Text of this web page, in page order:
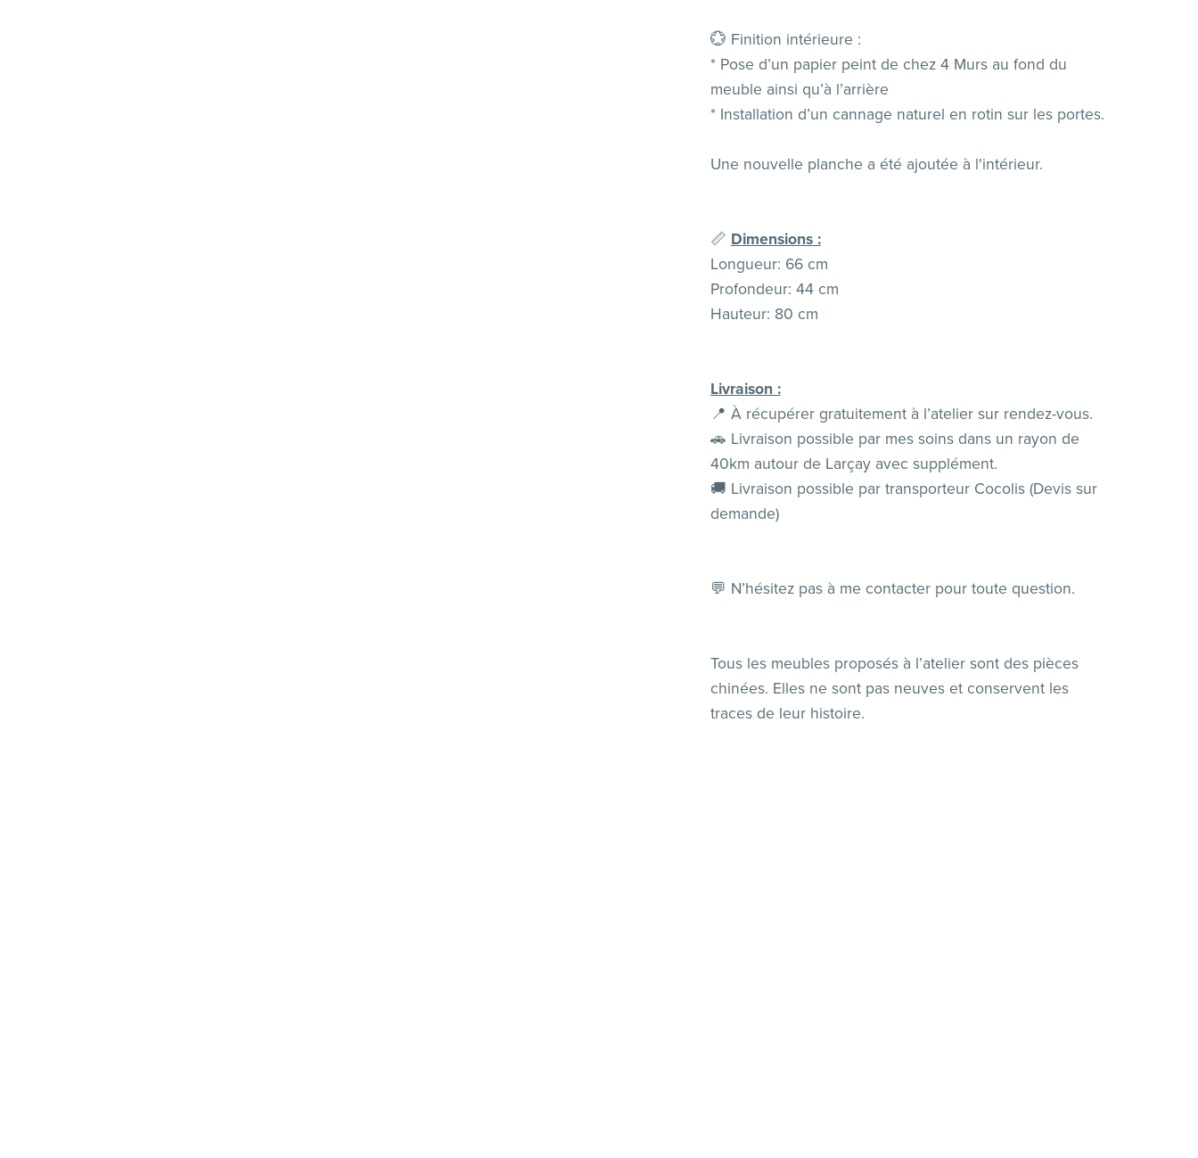
💮 Finition intérieure :
* Pose d’un papier peint de chez 4 Murs au fond du
meuble ainsi qu’à l’arrière
* Installation d’un cannage naturel en rotin sur les portes.
Une nouvelle planche a été ajoutée à l'intérieur.
📏 Dimensions :
Longueur: 66 cm
Profondeur: 44 cm
Hauteur: 80 cm
Livraison :
📍 À récupérer gratuitement à l’atelier sur rendez-vous.
🚗 Livraison possible par mes soins dans un rayon de
40km autour de Larçay avec supplément.
🚚 Livraison possible par transporteur Cocolis (Devis sur
demande)
💬 N’hésitez pas à me contacter pour toute question.
Tous les meubles proposés à l’atelier sont des pièces
chinées. Elles ne sont pas neuves et conservent les
traces de leur histoire.